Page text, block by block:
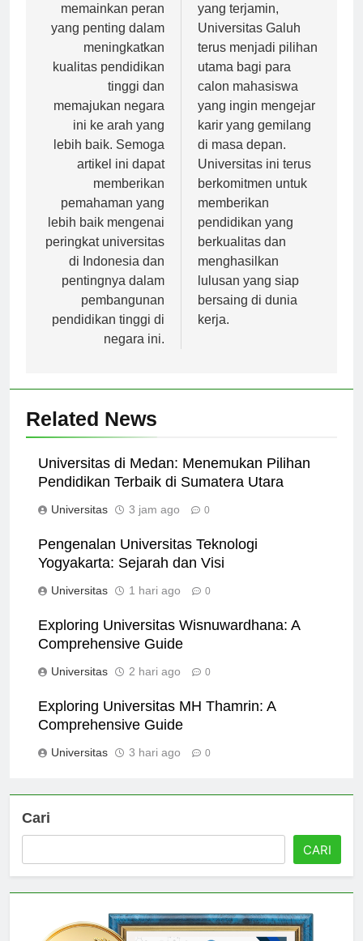
di Indonesia
memainkan peran
yang penting dalam
meningkatkan
kualitas pendidikan
tinggi dan
memajukan negara
ini ke arah yang
lebih baik. Semoga
artikel ini dapat
memberikan
pemahaman yang
lebih baik mengenai
peringkat universitas
di Indonesia dan
pentingnya dalam
pembangunan
pendidikan tinggi di
kualitas pendidikan
yang terjamin,
Universitas Galuh
terus menjadi pilihan
utama bagi para
calon mahasiswa
yang ingin mengejar
karir yang gemilang
di masa depan.
Universitas ini terus
berkomitmen untuk
memberikan
pendidikan yang
berkualitas dan
menghasilkan
lulusan yang siap
bersaing di dunia
Related News
Universitas di Medan: Menemukan Pilihan
Pengenalan Universitas Teknologi
Exploring Universitas Wisnuwardhana: A
Exploring Universitas MH Thamrin: A
Cari
CARI